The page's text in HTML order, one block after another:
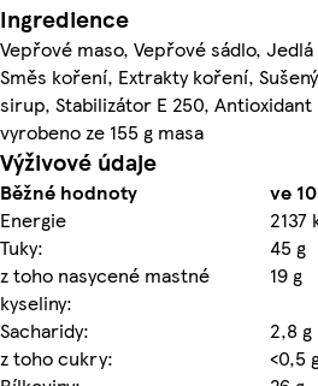
Ingredience
Vepřové maso, Vepřové sádlo,
Směs koření, Extrakty koření, Sušený
sirup, Stabilizátor E 250, Antioxidant
vyrobeno ze 155 g masa
Výživové údaje
Běžné hodnoty
ve
Energie
2137
Tuky:
45 g
z toho nasycené mastné
kyseliny:
19 g
Sacharidy:
2,8 g
z toho cukry:
<0,5